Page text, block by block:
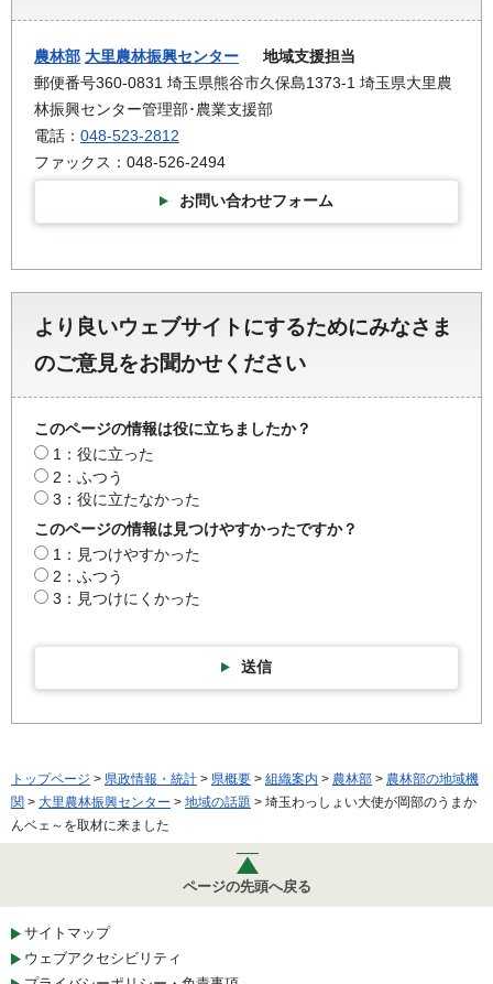
農林部 大里農林振興センター 地域支援担当
郵便番号360-0831 埼玉県熊谷市久保島1373-1 埼玉県大里農
林振興センター管理部･農業支援部
電話： 048-523-2812
ファックス：048-526-2494
お問い合わせフォーム
より良いウェブサイトにするためにみなさま
のご意見をお聞かせください
このページの情報は役に立ちましたか？
1：役に立った
2：ふつう
3：役に立たなかった
このページの情報は見つけやすかったですか？
1：見つけやすかった
2：ふつう
3：見つけにくかった
送信
トップページ > 県政情報・統計 > 県概要 > 組織案内 > 農林部 > 農林部の地域機
関 > 大里農林振興センター > 地域の話題 > 埼玉わっしょい大使が岡部のうまか
んベェ～を取材に来ました
ページの先頭へ戻る
サイトマップ
ウェブアクセシビリティ